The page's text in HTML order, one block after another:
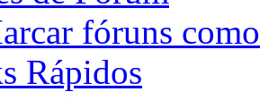
fóruns
Rápidos